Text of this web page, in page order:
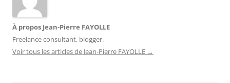
À propos Jean-Pierre FAYOLLE
Freelance consultant, blogger.
Voir tous les articles de Jean-Pierre FAYOLLE →